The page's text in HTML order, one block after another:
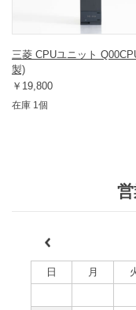
三菱 CPUユニット
製)
￥19,800
在庫 1個
日 月